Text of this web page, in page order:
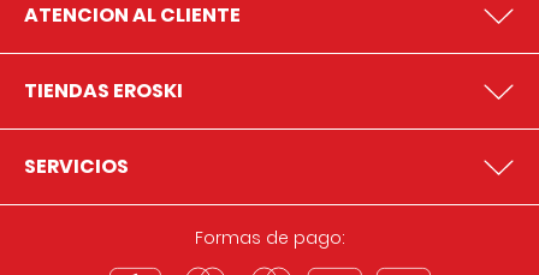
ATENCION AL CLIENTE
TIENDAS EROSKI
SERVICIOS
Formas de pago: